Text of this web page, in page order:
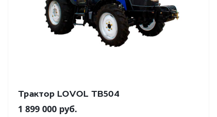
Трактор LOVOL TB504
1 899 000 руб.